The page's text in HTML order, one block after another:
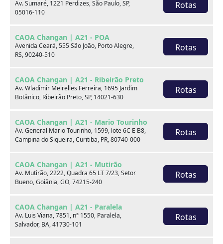
Av. Sumaré, 1221 Perdizes, São Paulo, SP,
05016-110
Rotas
CAOA Changan | A21 - POA
Avenida Ceará, 555 São João, Porto Alegre,
RS, 90240-510
Rotas
CAOA Changan | A21 - Ribeirão Preto
Av. Wladimir Meirelles Ferreira, 1695 Jardim
Botânico, Ribeirão Preto, SP, 14021-630
Rotas
CAOA Changan | A21 - Mario Tourinho
Av. General Mario Tourinho, 1599, lote 6C E B8,
Campina do Siqueira, Curitiba, PR, 80740-000
Rotas
CAOA Changan | A21 - Mutirão
Av. Mutirão, 2222, Quadra 65 LT 7/23, Setor
Bueno, Goiânia, GO, 74215-240
Rotas
CAOA Changan | A21 - Paralela
Av. Luis Viana, 7851, n° 1550, Paralela,
Salvador, BA, 41730-101
Rotas
Carros
Marca
Ver estoque
Escolha por categoria
Hatch